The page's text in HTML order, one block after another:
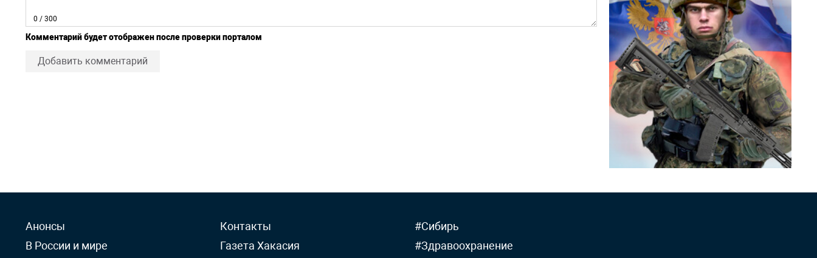
0 / 300
Комментарий будет отображен после проверки порталом
Добавить комментарий
Анонсы
В России и мире
Контакты
Газета Хакасия
#Сибирь
#Здравоохранение